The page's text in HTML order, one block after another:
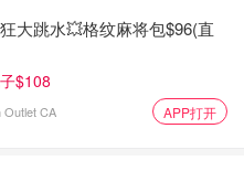
大跳水💥格纹麻将包$96(直
$108
Outlet CA APP打开